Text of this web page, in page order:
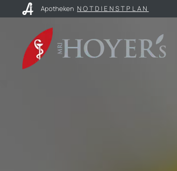
Apotheken NOTDIENSTPLAN